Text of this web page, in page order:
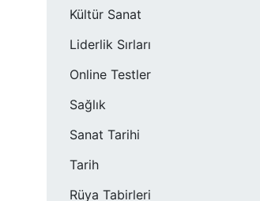
Kültür Sanat
Liderlik Sırları
Online Testler
Sağlık
Sanat Tarihi
Tarih
Rüya Tabirleri